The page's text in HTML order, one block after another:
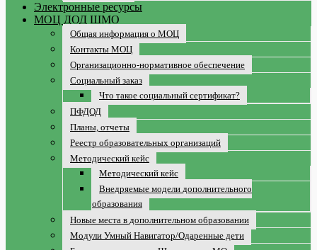
Электронные ресурсы
МОЦ ДОД ШМО
Общая информация о МОЦ
Контакты МОЦ
Организационно-нормативное обеспечение
Социальный заказ
Что такое социальный сертификат?
ПФДОД
Планы, отчеты
Реестр образовательных организаций
Методический кейс
Методический кейс
Внедряемые модели дополнительного
образования
Новые места в дополнительном образовании
Модули Умный Навигатор/Одаренные дети